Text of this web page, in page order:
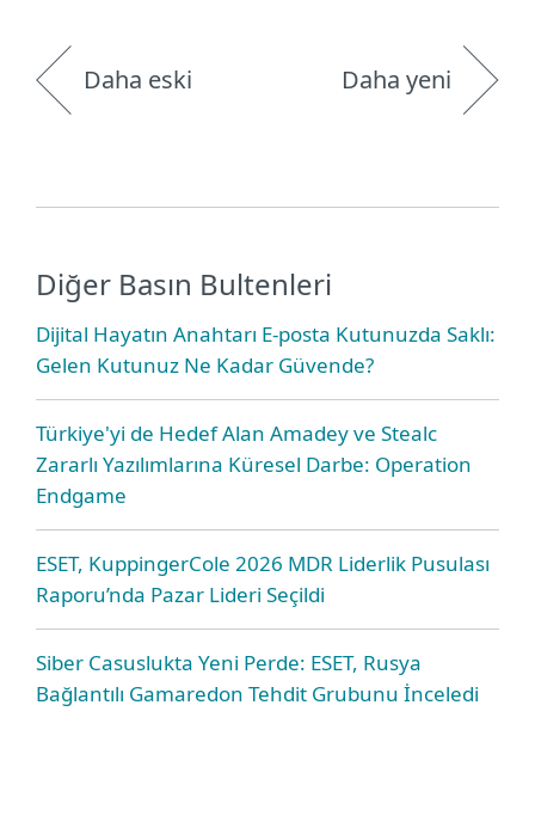
Daha eski Daha yeni
Diğer Basın Bultenleri
Dijital Hayatın Anahtarı E-posta Kutunuzda Saklı:
Gelen Kutunuz Ne Kadar Güvende?
Türkiye'yi de Hedef Alan Amadey ve Stealc
Zararlı Yazılımlarına Küresel Darbe: Operation
Endgame
ESET, KuppingerCole 2026 MDR Liderlik Pusulası
Raporu’nda Pazar Lideri Seçildi
Siber Casuslukta Yeni Perde: ESET, Rusya
Bağlantılı Gamaredon Tehdit Grubunu İnceledi